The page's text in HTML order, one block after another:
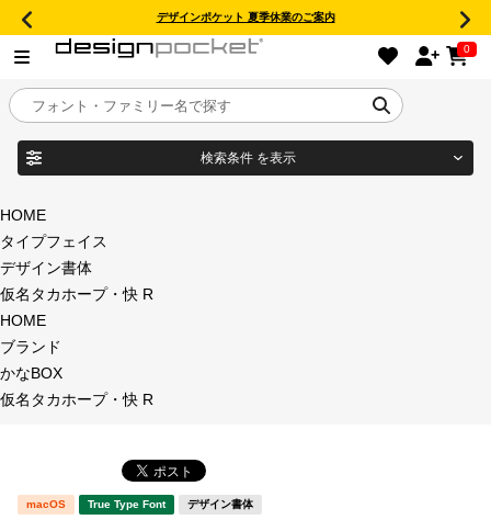
デザインポケット 夏季休業のご案内
0
目的別フォントガイド
特集
年間ライセンス商品
新着一覧
検索条件 を表示
商品名
フォント形式
タイプフェイス
明朝体
HOME
タイプフェイス
デザイン書体
仮名タカホープ・快 R
HOME
ブランド
かなBOX
仮名タカホープ・快 R
macOS True Type Font デザイン書体